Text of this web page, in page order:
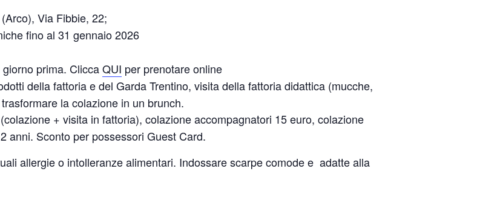
Via Fibbie, 22;
fino al 31 gennaio 2026
prima. CliccaQUI per prenotare online
della fattoria e del Garda Trentino, visita della fattoria didattica (mucche,
la colazione in un brunch.
+ visita in fattoria), colazione accompagnatori 15 euro, colazione
anni. Sconto per possessori Guest Card.
allergie o intolleranze alimentari. Indossare scarpe comode e adatte alla